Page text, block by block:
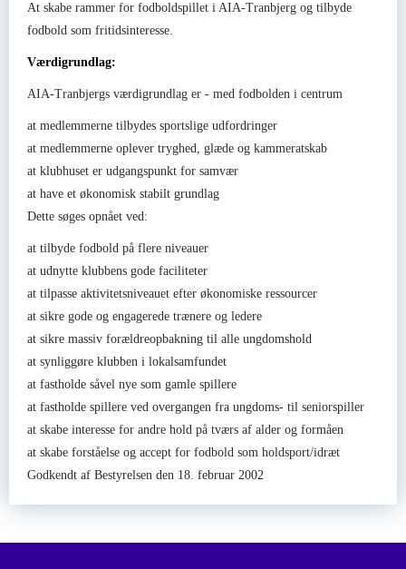
At skabe rammer for fodboldspillet i AIA-Tranbjerg og tilbyde
fodbold som fritidsinteresse.
Værdigrundlag:
AIA-Tranbjergs værdigrundlag er - med fodbolden i centrum
at medlemmerne tilbydes sportslige udfordringer
at medlemmerne oplever tryghed, glæde og kammeratskab
at klubhuset er udgangspunkt for samvær
at have et økonomisk stabilt grundlag
Dette søges opnået ved:
at tilbyde fodbold på flere niveauer
at udnytte klubbens gode faciliteter
at tilpasse aktivitetsniveauet efter økonomiske ressourcer
at sikre gode og engagerede trænere og ledere
at sikre massiv forældreopbakning til alle ungdomshold
at synliggøre klubben i lokalsamfundet
at fastholde såvel nye som gamle spillere
at fastholde spillere ved overgangen fra ungdoms- til seniorspiller
at skabe interesse for andre hold på tværs af alder og formåen
at skabe forståelse og accept for fodbold som holdsport/idræt
Godkendt af Bestyrelsen den 18. februar 2002